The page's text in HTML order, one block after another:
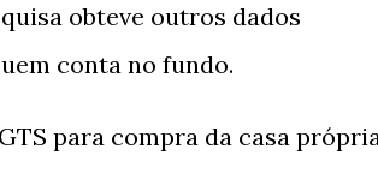
obteve outros dados
conta no fundo.
para compra da casa